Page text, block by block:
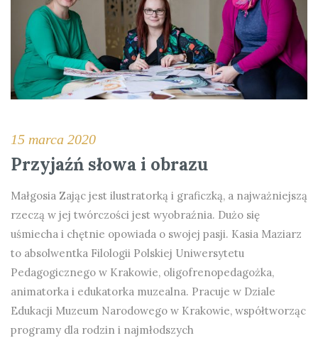
15 marca 2020
Przyjaźń słowa i obrazu
Małgosia Zając jest ilustratorką i graficzką, a najważniejszą
rzeczą w jej twórczości jest wyobraźnia. Dużo się
uśmiecha i chętnie opowiada o swojej pasji. Kasia Maziarz
to absolwentka Filologii Polskiej Uniwersytetu
Pedagogicznego w Krakowie, oligofrenopedagożka,
animatorka i edukatorka muzealna. Pracuje w Dziale
Edukacji Muzeum Narodowego w Krakowie, współtworząc
programy dla rodzin i najmłodszych